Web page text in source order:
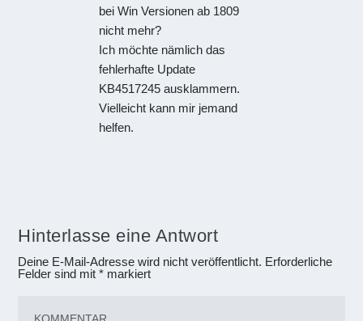
bei Win Versionen ab 1809
nicht mehr?
Ich möchte nämlich das
fehlerhafte Update
KB4517245 ausklammern.
Vielleicht kann mir jemand
helfen.
Hinterlasse eine Antwort
Deine E-Mail-Adresse wird nicht veröffentlicht. Erforderliche
Felder sind mit* markiert